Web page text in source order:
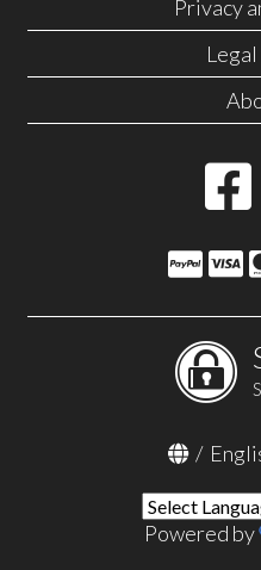
Privacy
/
Powered by